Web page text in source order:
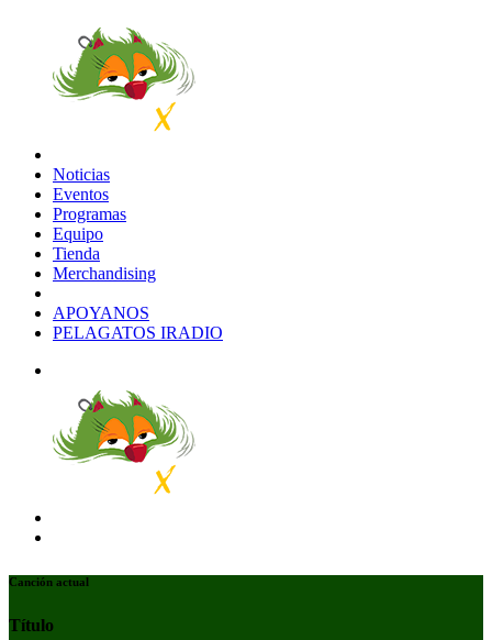
Noticias
Eventos
Programas
Equipo
Tienda
Merchandising
APOYANOS
PELAGATOS IRADIO
Canción actual
Título